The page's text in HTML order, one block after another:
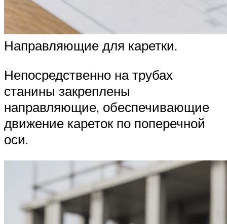
Направляющие для каретки.
Непосредственно на трубах
станины закреплены
направляющие, обеспечивающие
движение кареток по поперечной
оси.